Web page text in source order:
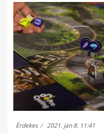
Érdekes 2021. jan 8. 11:41